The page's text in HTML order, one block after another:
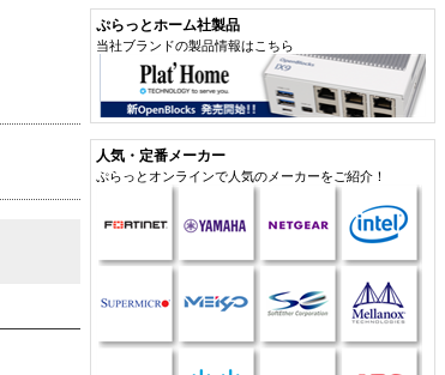
ぷらっとホーム社製品
当社ブランドの製品情報はこちら
人気・定番メーカー
ぷらっとオンラインで人気のメーカーをご紹介！